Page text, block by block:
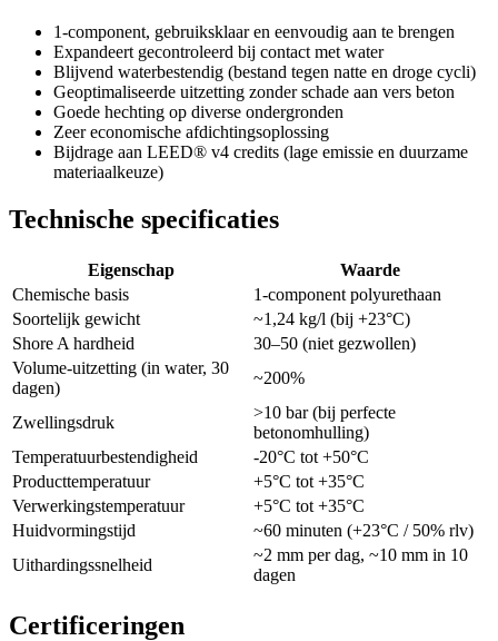
1-component, gebruiksklaar en eenvoudig aan te brengen
Expandeert gecontroleerd bij contact met water
Blijvend waterbestendig (bestand tegen natte en droge cycli)
Geoptimaliseerde uitzetting zonder schade aan vers beton
Goede hechting op diverse ondergronden
Zeer economische afdichtingsoplossing
Bijdrage aan LEED® v4 credits (lage emissie en duurzame
materiaalkeuze)
Technische specificaties
Eigenschap
Waarde
Chemische basis
1-component polyurethaan
Soortelijk gewicht
~1,24 kg/l (bij +23°C)
Shore A hardheid
30–50 (niet gezwollen)
Volume-uitzetting (in water, 30
dagen)
~200%
Zwellingsdruk
>10 bar (bij perfecte
betonomhulling)
Temperatuurbestendigheid
-20°C tot +50°C
Producttemperatuur
+5°C tot +35°C
Verwerkingstemperatuur
+5°C tot +35°C
Huidvormingstijd
~60 minuten (+23°C / 50% rlv)
Uithardingssnelheid
~2 mm per dag, ~10 mm in 10
dagen
Certificeringen